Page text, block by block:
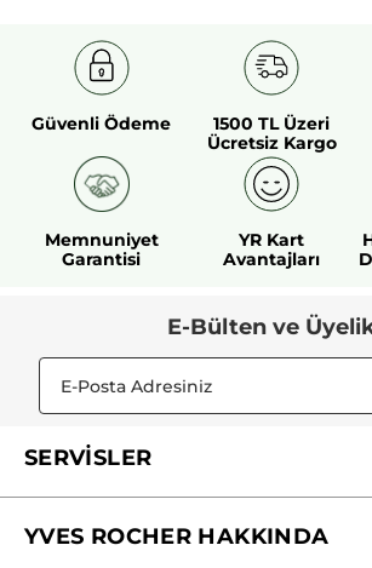
Güvenli Ödeme
1500 TL Üzeri
Ücretsiz Kargo
Memnuniyet
Garantisi
YR Kart
Avantajları
E-Bülten ve
SERVİSLER
YVES ROCHER HAKKINDA